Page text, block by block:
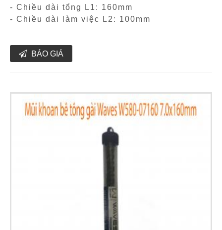
- Chiều dài tổng L1: 160mm
- Chiều dài làm việc L2: 100mm
BÁO GIÁ